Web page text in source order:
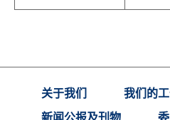
关于我们 我们的
新闻公报及刊物